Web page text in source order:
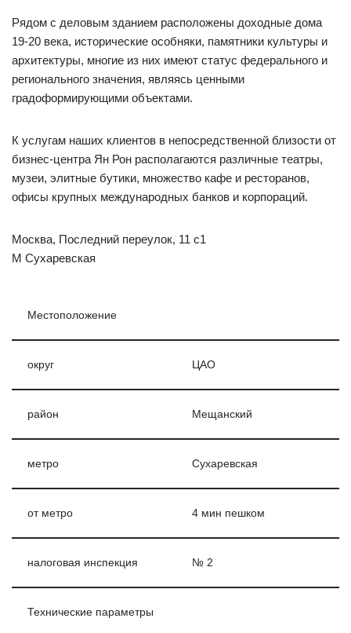
Рядом с деловым зданием расположены доходные дома
19-20 века, исторические особняки, памятники культуры и
архитектуры, многие из них имеют статус федерального и
регионального значения, являясь ценными
градоформирующими объектами.
К услугам наших клиентов в непосредственной близости от
бизнес-центра Ян Рон располагаются различные театры,
музеи, элитные бутики, множество кафе и ресторанов,
офисы крупных международных банков и корпораций.
Москва, Последний переулок, 11 с1
М Сухаревская
Местоположение
округ ЦАО
район Мещанский
метро Сухаревская
от метро 4 мин пешком
налоговая инспекция № 2
Технические параметры